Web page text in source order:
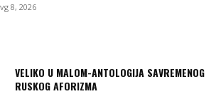
8, 2026
VELIKO U MALOM-ANTOLOGIJA SAVREMENOG
RUSKOG AFORIZMA